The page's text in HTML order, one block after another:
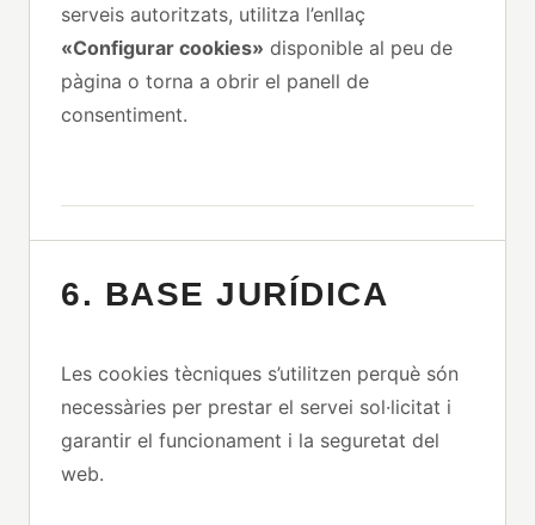
serveis autoritzats, utilitza l’enllaç
«Configurar cookies» disponible al peu de
pàgina o torna a obrir el panell de
consentiment.
6. BASE JURÍDICA
Les cookies tècniques s’utilitzen perquè són
necessàries per prestar el servei sol·licitat i
garantir el funcionament i la seguretat del
web.